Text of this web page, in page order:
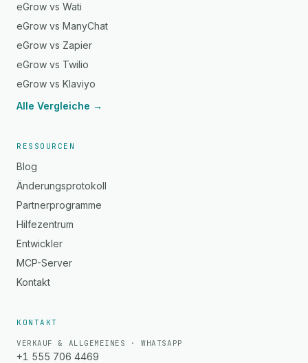
eGrow vs Wati
eGrow vs ManyChat
eGrow vs Zapier
eGrow vs Twilio
eGrow vs Klaviyo
Alle Vergleiche →
RESSOURCEN
Blog
Änderungsprotokoll
Partnerprogramme
Hilfezentrum
Entwickler
MCP-Server
Kontakt
KONTAKT
VERKAUF & ALLGEMEINES · WHATSAPP
+1 555 706 4469